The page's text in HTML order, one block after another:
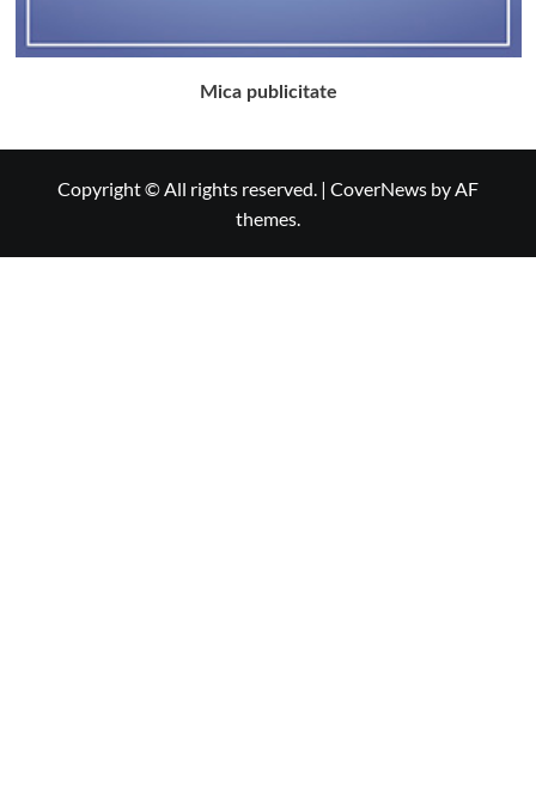
Mica publicitate
Copyright © All rights reserved. | CoverNews by AF
themes.